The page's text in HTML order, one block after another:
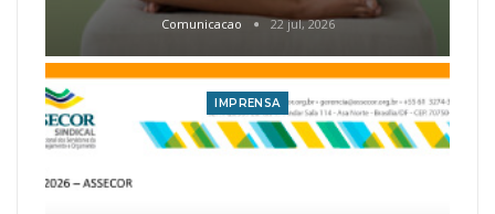
Comunicacao 22 jul, 2026
IMPRENSA